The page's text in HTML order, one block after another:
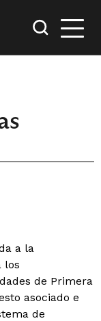
a la
los
de Primera
asociado e
de